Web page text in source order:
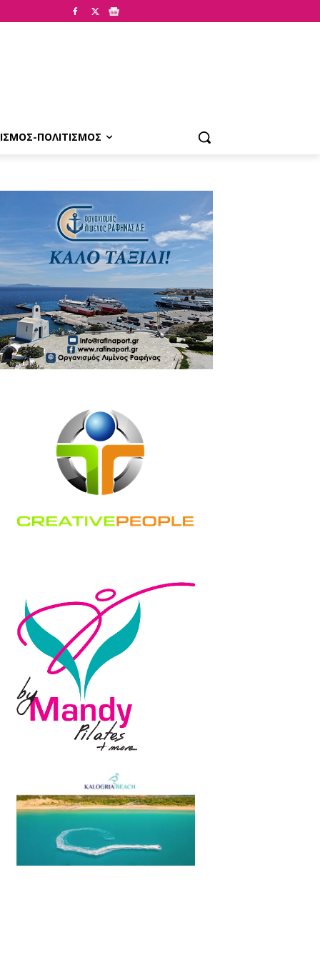
ΠΟΛΙΤΙΣΜΟΣ